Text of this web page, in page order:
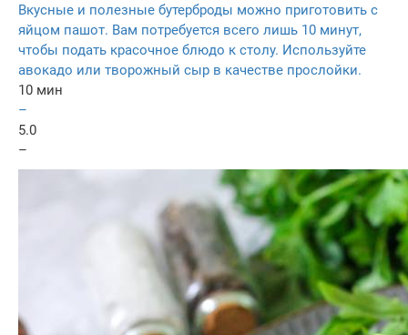
Вкусные и полезные бутерброды можно приготовить с
яйцом пашот. Вам потребуется всего лишь 10 минут,
чтобы подать красочное блюдо к столу. Используйте
авокадо или творожный сыр в качестве прослойки.
10 мин
–
5.0
–